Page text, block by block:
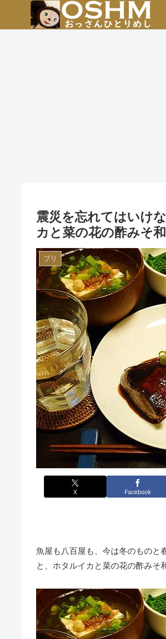
震災を忘れてはいけ
カと菜の花の酢みそ
ブリ
X Facebook
魚屋も八百屋も、今は冬のものと
と、ホタルイカと菜の花の酢みそ